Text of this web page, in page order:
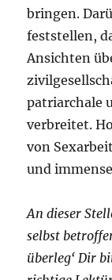
bringen.
feststellen,
Ansichten
patriarchale
verbreitet.
von
und
An dieser
selbst
überleg‘ Dir